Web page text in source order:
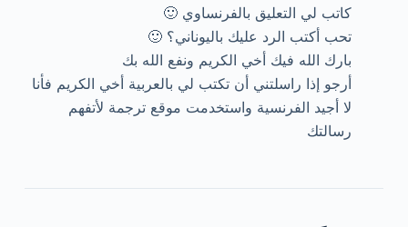
كاتب لي التعليق بالفرنساوي 🙂
تحب أكتب الرد عليك باليوناني؟ 🙂
بارك الله فيك أخي الكريم ونفع الله بك
أرجو إذا راسلتني أن تكتب لي بالعربية أخي الكريم فأنا
لا أجيد الفرنسية واستخدمت موقع ترجمة لأتفهم
رسالتك